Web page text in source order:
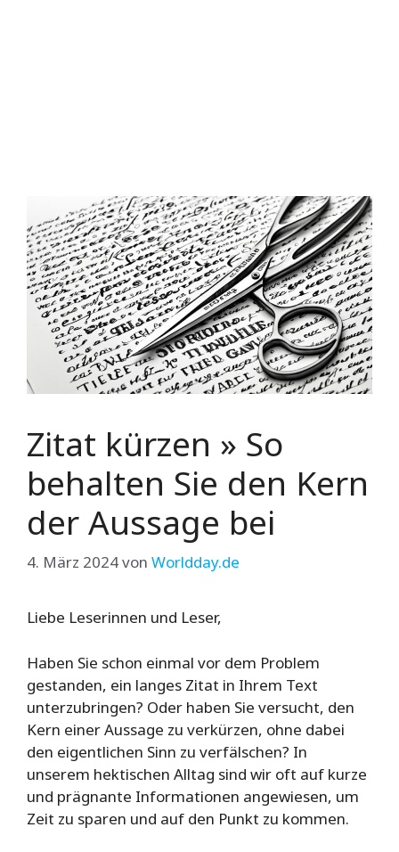
Zitat kürzen » So
behalten Sie den Kern
der Aussage bei
4. März 2024von Worldday.de
Liebe Leserinnen und Leser,
Haben Sie schon einmal vor dem Problem
gestanden, ein langes Zitat in Ihrem Text
unterzubringen? Oder haben Sie versucht, den
Kern einer Aussage zu verkürzen, ohne dabei
den eigentlichen Sinn zu verfälschen? In
unserem hektischen Alltag sind wir oft auf kurze
und prägnante Informationen angewiesen, um
Zeit zu sparen und auf den Punkt zu kommen.